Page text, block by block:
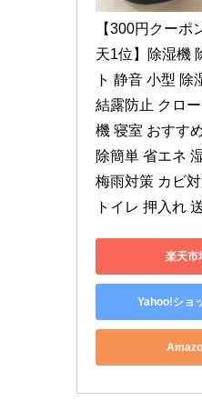
【300円クーポ
天1位】除湿機
ト 静音 小型 除
結露防止 クロ
機 寝室 おすす
除簡単 省エネ
梅雨対策 カビ
トイレ 押入れ
楽天市
Yahoo!ショ